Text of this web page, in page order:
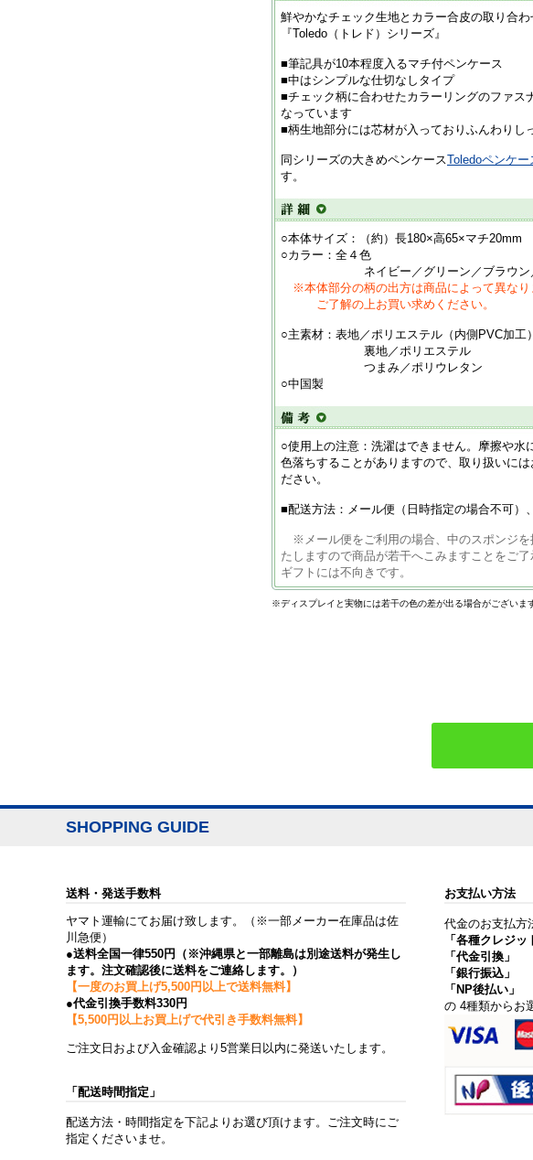
鮮やかなチェック生地とカラー合皮の取り合
『Toledo（トレド）シリーズ』
■筆記具が10本程度入るマチ付ペンケース
■中はシンプルな仕切なしタイプ
■チェック柄に合わせたカラーリングのファス
なっています
■柄生地部分には芯材が入っておりふんわりし
同シリーズの大きめペンケースToledoペンケー
す。
○本体サイズ：（約）長180×高65×マチ20mm
○カラー：全４色
ネイビー／グリーン／ブラウン／
※本体部分の柄の出方は商品によって異なり
ご了解の上お買い求めください。
○主素材：表地／ポリエステル（内側PVC加工）
裏地／ポリエステル
つまみ／ポリウレタン
○中国製
○使用上の注意：洗濯はできません。摩擦や水
色落ちすることがありますので、取り扱いには
ださい。
■配送方法：メール便（日時指定の場合不可）
※メール便をご利用の場合、中のスポンジ
たしますので商品が若干へこみますことをご了
ギフトには不向きです。
※ディスプレイと実物には若干の色の差が出る場合がございま
SHOPPING GUIDE
送料・発送手数料
ヤマト運輸にてお届け致します。（※一部メーカー在庫品は佐
川急便）
●送料全国一律550円（※沖縄県と一部離島は別途送料が発生し
ます。注文確認後に送料をご連絡します。）
【一度のお買上げ5,500円以上で送料無料】
●代金引換手数料330円
【5,500円以上お買上げで代引き手数料無料】
ご注文日および入金確認より5営業日以内に発送いたします。
「配送時間指定」
配送方法・時間指定を下記よりお選び頂けます。ご注文時にご
指定くださいませ。
お支払い方法
代金のお支払方
「各種クレジッ
「代金引換」
「銀行振込」
「NP後払い」
の 4種類からお